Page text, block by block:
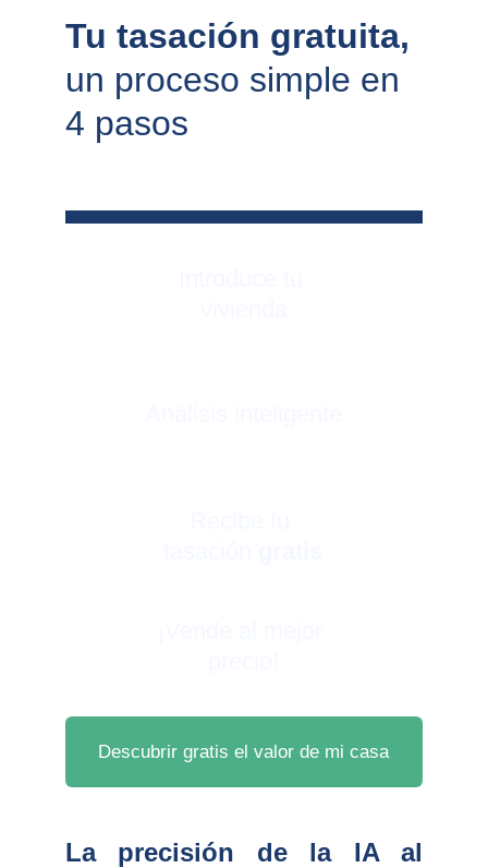
Descubrir gratis el valor de mi casa
Tu tasación gratuita,
un proceso simple en
4 pasos
La precisión de la IA al